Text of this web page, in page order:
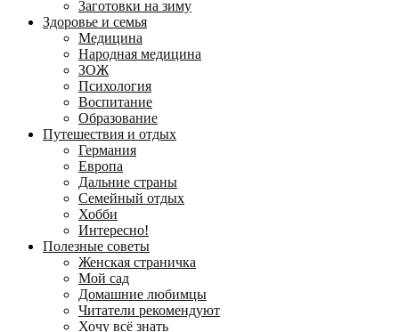
Заготовки на зиму
Здоровье и семья
Медицина
Народная медицина
ЗОЖ
Психология
Воспитание
Образование
Путешествия и отдых
Германия
Европа
Дальние страны
Семейный отдых
Хобби
Интересно!
Полезные советы
Женская страничка
Мой сад
Домашние любимцы
Читатели рекомендуют
Хочу всё знать